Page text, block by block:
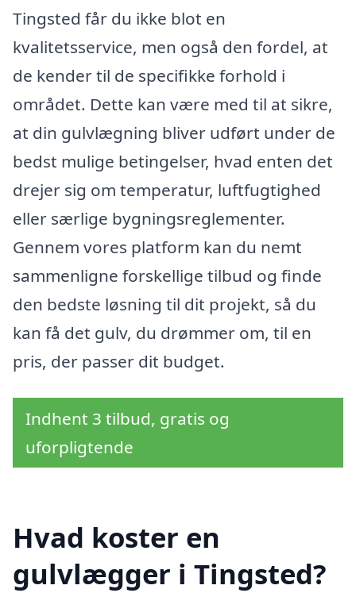
Tingsted får du ikke blot en
kvalitetsservice, men også den fordel, at
de kender til de specifikke forhold i
området. Dette kan være med til at sikre,
at din gulvlægning bliver udført under de
bedst mulige betingelser, hvad enten det
drejer sig om temperatur, luftfugtighed
eller særlige bygningsreglementer.
Gennem vores platform kan du nemt
sammenligne forskellige tilbud og finde
den bedste løsning til dit projekt, så du
kan få det gulv, du drømmer om, til en
pris, der passer dit budget.
Indhent 3 tilbud, gratis og
uforpligtende
Hvad koster en
gulvlægger i Tingsted?